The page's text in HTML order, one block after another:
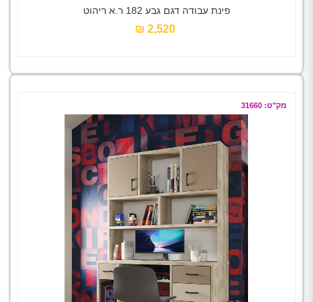
פינת עבודה דגם גבע 182 ר.א ריהוט
2,520 ₪‎
מק"ט: 31660